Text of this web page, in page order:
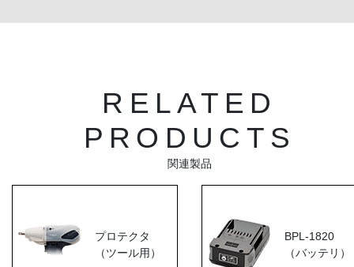
RELATED
PRODUCTS
関連製品
プロテクタ
（ツール用）
BPL-1820
（バッテリ）